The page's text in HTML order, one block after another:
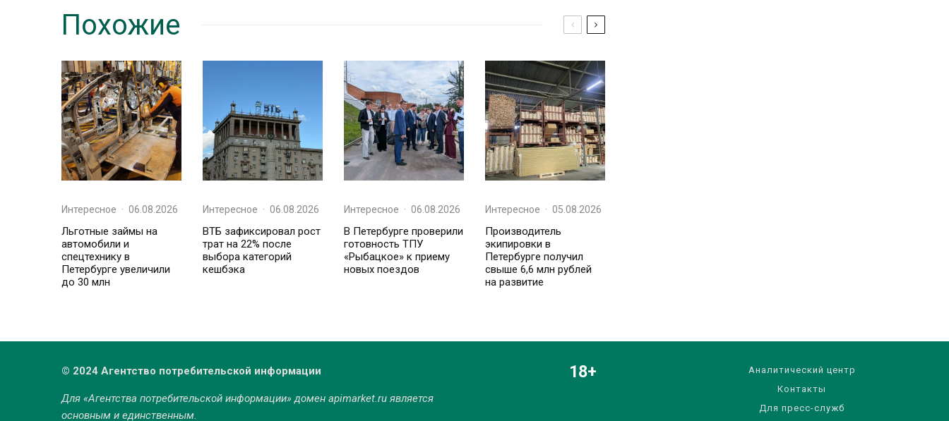
Похожие
Интересное · 06.08.2026
Льготные займы на
автомобили и
спецтехнику в
Петербурге увеличили
до 30 млн
Интересное · 06.08.2026
ВТБ зафиксировал рост
трат на 22% после
выбора категорий
кешбэка
Интересное · 06.08.2026
В Петербурге проверили
готовность ТПУ
«Рыбацкое» к приему
новых поездов
Интересное · 05.08.2026
Производитель
экипировки в
Петербурге получил
свыше 6,6 млн рублей
на развитие
© 2024 Агентство потребительской информации
Для «Агентства потребительской информации» домен apimarket.ru является
основным и единственным.
18+
Аналитический центр
Контакты
Для пресс-служб